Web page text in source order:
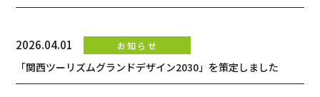
2026.04.01
「関西ツーリズムグランドデザイン2030」を策定しました